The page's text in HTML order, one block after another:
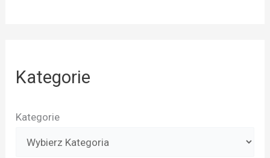
Kategorie
Kategorie